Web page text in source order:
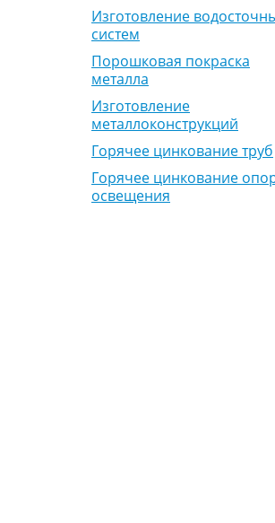
Изготовление
систем
Порошковая покраска
металла
Изготовление
металлоконструкций
Горячее цинкование труб
Горячее цинкование
освещения